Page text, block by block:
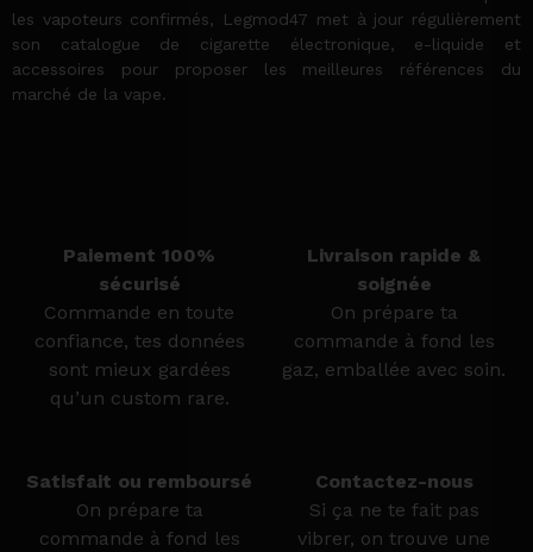
les vapoteurs confirmés, Legmod47 met à jour régulièrement
son catalogue de cigarette électronique, e-liquide et
accessoires pour proposer les meilleures références du
marché de la vape.
Paiement 100%
sécurisé
Commande en toute
confiance, tes données
sont mieux gardées
qu’un custom rare.
Livraison rapide &
soignée
On prépare ta
commande à fond les
gaz, emballée avec soin.
Satisfait ou remboursé
On prépare ta
commande à fond les
Contactez-nous
Si ça ne te fait pas
vibrer, on trouve une